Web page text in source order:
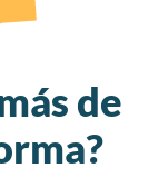
de